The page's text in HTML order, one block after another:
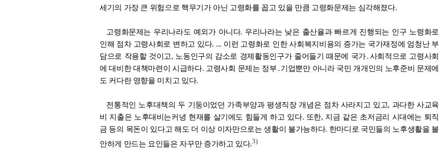
세기의 가장 큰 위험으로 핵무기가 아닌 고령화를 꼽고 있을 만큼 고령화문제는 심각해졌다.
고령화문제는 우리나라도 예외가 아니다. 우리나라는 낮은 출산율과 빠르게 진행되는 인구 노령화로
인해 점차 고령사회로 변하고 있다. ... 이런 고령화로 인한 사회복지비용의 증가는 국가재정에 엄청난 부
담으로 작용할 것이고, 노동인구의 감소로 경제활동인구가 줄어들기 때문에 국가․사회적으로 고령사회
에 대비한 대책마련이 시급하다. 고령사회 문제는 정부․기업뿐만 아니라 국민 개개인의 노후준비 문제에
도 커다란 영향을 미치고 있다.
전통적인 노후대책의 두 기둥이었던 가족부양과 평생직장 개념은 점차 사라지고 있고, 과다한 사교육
비 지출은 노후대비는커녕 현재를 살기에도 힘들게 하고 있다. 또한, 지금 같은 초저금리 시대에는 퇴직
금 등의 목돈이 있다고 해도 더 이상 이자만으로는 생활이 불가능하다. 한마디로 국민들의 노후생활을 불
안하게 만드는 요인들은 자꾸만 증가하고 있다.3)